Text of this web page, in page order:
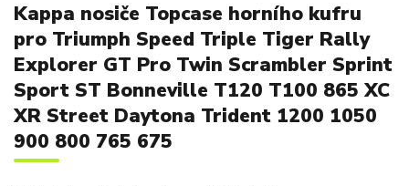
Kappa nosiče Topcase horního kufru
pro Triumph Speed Triple Tiger Rally
Explorer GT Pro Twin Scrambler Sprint
Sport ST Bonneville T120 T100 865 XC
XR Street Daytona Trident 1200 1050
900 800 765 675